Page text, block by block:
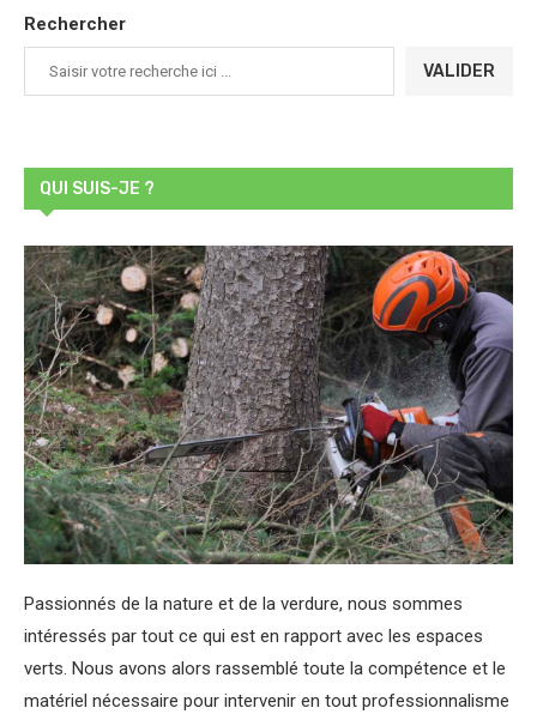
Rechercher
VALIDER
QUI SUIS-JE ?
Passionnés de la nature et de la verdure, nous sommes
intéressés par tout ce qui est en rapport avec les espaces
verts. Nous avons alors rassemblé toute la compétence et le
matériel nécessaire pour intervenir en tout professionnalisme